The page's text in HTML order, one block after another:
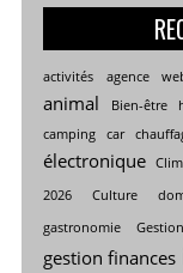
activités agence
animal
Bien-être
camping car
électronique
2026
Culture
gastronomie
gestion finances